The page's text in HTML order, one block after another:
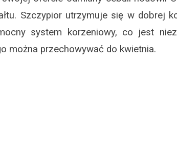
Szczypior utrzymuje się w dobrej
system korzeniowy, co jest
można przechowywać do kwietnia.